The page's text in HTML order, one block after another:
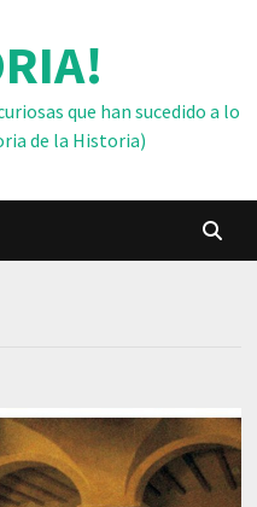
que han sucedido a lo
de la Historia)